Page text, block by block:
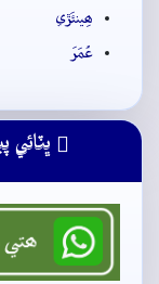
ھِينئَڙي
عُمَرَ
ڀٽائي